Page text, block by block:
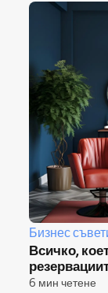
Бизнес
Всичко,
6 мин четене